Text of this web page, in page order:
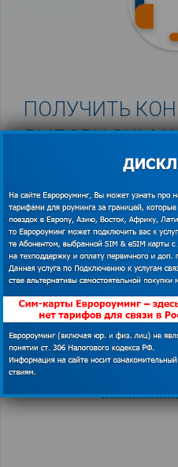
ПОЛУЧИТЬ
ВЫБОРУ СИМ-
ОТДЕЛ
Консультация по
8 (800) 555-